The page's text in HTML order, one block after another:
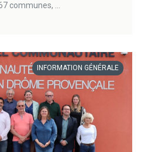
communes, ...
INFORMATION GÉNÉRALE